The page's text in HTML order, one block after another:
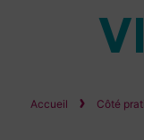
Accueil Côté